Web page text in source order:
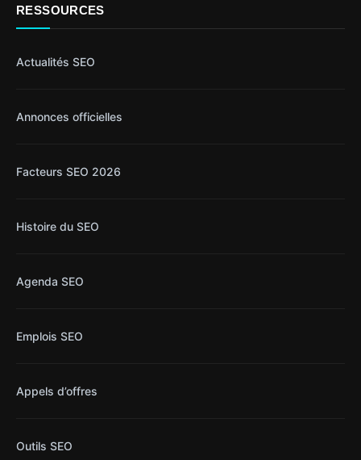
RESSOURCES
Actualités SEO
Annonces officielles
Facteurs SEO 2026
Histoire du SEO
Agenda SEO
Emplois SEO
Appels d’offres
Outils SEO